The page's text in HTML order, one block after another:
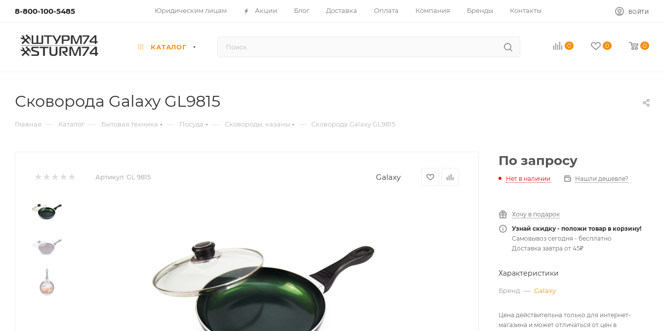
8-800-100-5485 Юридическим лицам Акции Блог Доставка Оплата Компания Бренды Контакты ВОЙТИ
КАТАЛОГ 0 0 0
Сковорода Galaxy GL9815
Главная — Каталог — Бытовая техника — Посуда — Сковороды, казаны — Сковорода Galaxy GL9815
Артикул: GL 9815 Galaxy
По запросу
Нет в наличии Нашли дешевле?
Хочу в подарок
Узнай скидку - положи товар в корзину!
Самовывоз сегодня - бесплатно
Доставка завтра от 45₽
Характеристики
Бренд — Galaxy
Цена действительна только для интернет-
магазина и может отличаться от цен в